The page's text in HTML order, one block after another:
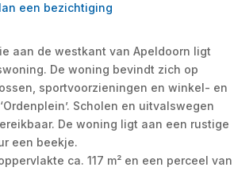
een bezichtiging
aan de westkant van Apeldoorn ligt
De woning bevindt zich op
sportvoorzieningen en winkel- en
Scholen en uitvalswegen
De woning ligt aan een rustige
een beekje.
ca. 117 m² en een perceel van